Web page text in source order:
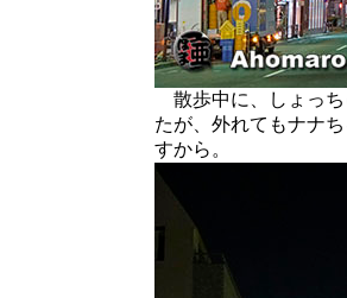
散歩中に、しょっち
たが、外れてもナナ
すから。